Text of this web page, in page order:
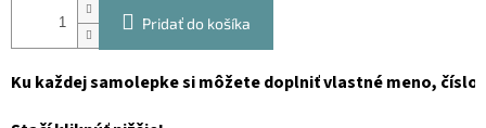
Pridať do košíka
Ku každej samolepke si môžete doplniť vlastné meno,